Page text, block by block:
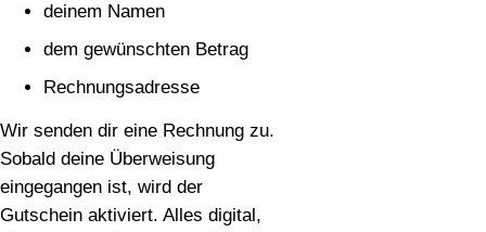
deinem Namen
dem gewünschten Betrag
Rechnungsadresse
Wir senden dir eine Rechnung zu.
Sobald deine Überweisung
eingegangen ist, wird der
Gutschein aktiviert. Alles digital,